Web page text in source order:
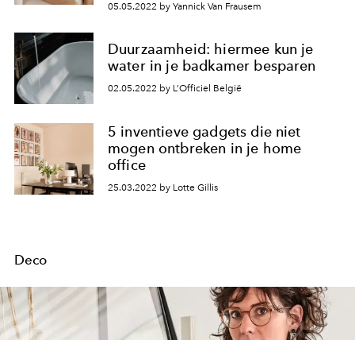
05.05.2022 by Yannick Van Frausem
Duurzaamheid: hiermee kun je
water in je badkamer besparen
02.05.2022 by L’Officiel België
5 inventieve gadgets die niet
mogen ontbreken in je home
office
25.03.2022 by Lotte Gillis
Deco